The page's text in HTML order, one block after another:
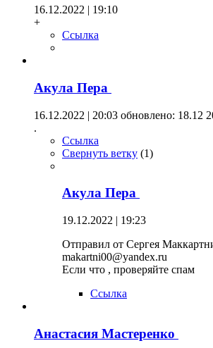
16.12.2022 | 19:10
+
Ссылка
Акула Пера
16.12.2022 | 20:03 обновлено: 18.12
.
Ссылка
Свернуть ветку (1)
Акула Пера
19.12.2022 | 19:23
Отправил от Сергея
makartni00@yandex.ru
Если что , проверяйте спам
Ссылка
Анастасия Мастеренко